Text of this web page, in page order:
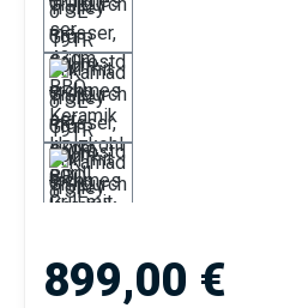
Regulärer Preis:
899,00 €